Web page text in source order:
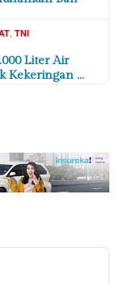
TNI
Liter Air
Kekeringan …